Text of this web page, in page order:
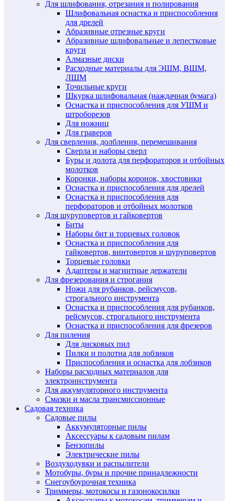
Для шлифования, отрезания и полирования
Шлифовальная оснастка и приспособления
для дрелей
Абразивные отрезные круги
Абразивные шлифовальные и лепестковые
круги
Алмазные диски
Расходные материалы для ЭШМ, ВШМ,
ЛШМ
Точильные круги
Шкурка шлифовальная (наждачная бумага)
Оснастка и приспособления для УШМ и
штроборезов
Для ножниц
Для граверов
Для сверления, долбления, перемешивания
Сверла и наборы сверл
Буры и долота для перфораторов и отбойных
молотков
Коронки, наборы коронок, хвостовики
Оснастка и приспособления для дрелей
Оснастка и приспособления для
перфораторов и отбойных молотков
Для шуруповертов и гайковертов
Биты
Наборы бит и торцевых головок
Оснастка и приспособления для
гайковертов, винтовертов и шуруповертов
Торцевые головки
Адаптеры и магнитные держатели
Для фрезерования и строгания
Ножи для рубанков, рейсмусов,
строгального инструмента
Оснастка и приспособления для рубанков,
рейсмусов, строгального инструмента
Оснастка и приспособления для фрезеров
Для пиления
Для дисковых пил
Пилки и полотна для лобзиков
Приспособления и оснастка для лобзиков
Наборы расходных материалов для
электроинструмента
Для аккумуляторного инструмента
Смазки и масла трансмиссионные
Садовая техника
Садовые пилы
Аккумуляторные пилы
Аксессуары к садовым пилам
Бензопилы
Электрические пилы
Воздуходувки и распылители
Мотобуры, буры и прочие принадлежности
Снегоубоурочная техника
Триммеры, мотокосы и газонокосилки